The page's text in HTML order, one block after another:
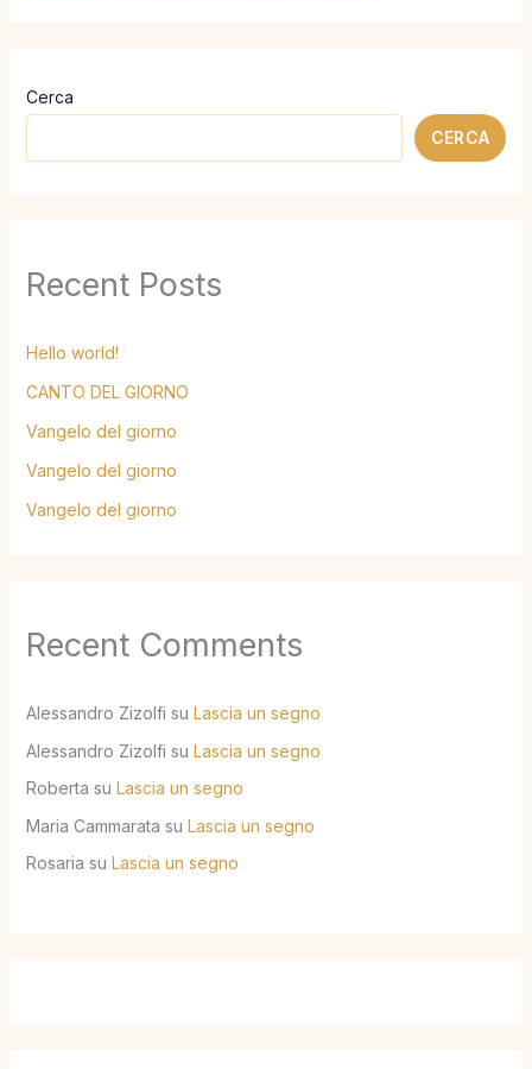
Cerca
CERCA
Recent Posts
Hello world!
CANTO DEL GIORNO
Vangelo del giorno
Vangelo del giorno
Vangelo del giorno
Recent Comments
Alessandro Zizolfi su Lascia un segno
Alessandro Zizolfi su Lascia un segno
Roberta su Lascia un segno
Maria Cammarata su Lascia un segno
Rosaria su Lascia un segno